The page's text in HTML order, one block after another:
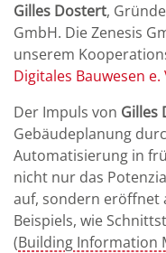
Gilles Dostert,
GmbH. Die Zenesis
unserem
Digitales Bauwesen e.
Der Impuls von Gilles
Gebäudeplanung
Automatisierung in
nicht nur das
auf, sondern eröffnet
Beispiels, wie
(Building Information